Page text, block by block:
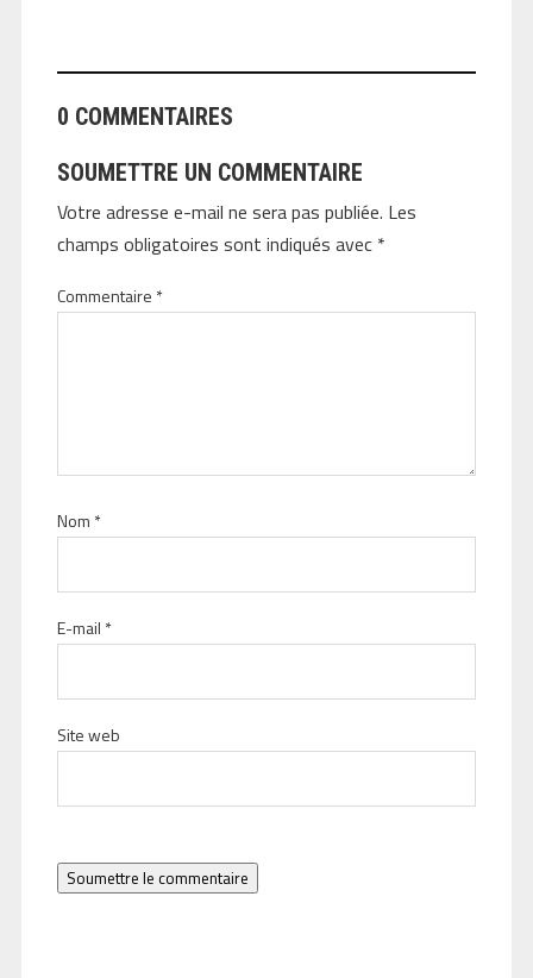
0 COMMENTAIRES
SOUMETTRE UN COMMENTAIRE
Votre adresse e-mail ne sera pas publiée. Les
champs obligatoires sont indiqués avec *
Commentaire *
Nom *
E-mail *
Site web
Soumettre le commentaire